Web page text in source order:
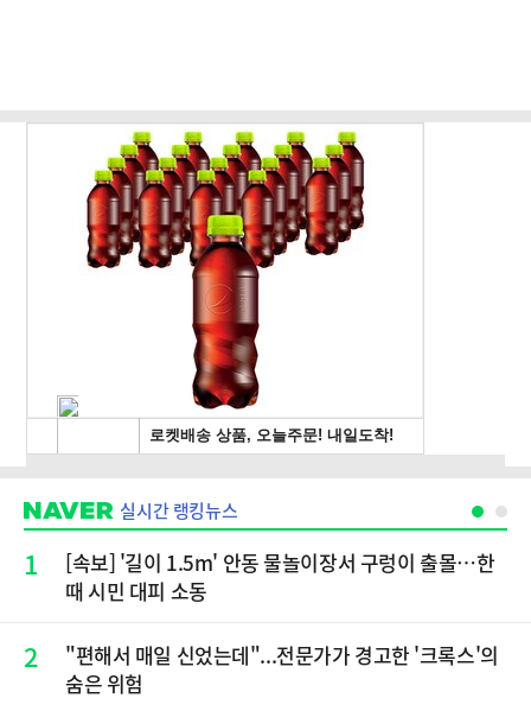
실시간 랭킹뉴스
1
[속보] '길이 1.5m' 안동 물놀이장서 구렁이 출몰…한
때 시민 대피 소동
2
"편해서 매일 신었는데"...전문가가 경고한 '크록스'의
숨은 위험